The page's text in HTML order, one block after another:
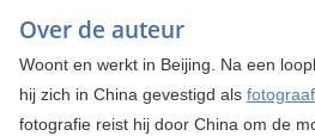
Over de auteur
Woont en werkt in Beijing. Na een
hij zich in China gevestigd als fotograaf
fotografie reist hij door China om de